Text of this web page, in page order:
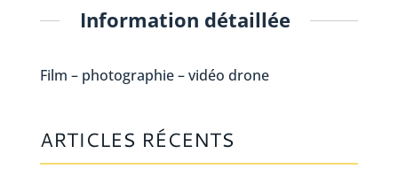
Information détaillée
Film – photographie – vidéo drone
ARTICLES RÉCENTS